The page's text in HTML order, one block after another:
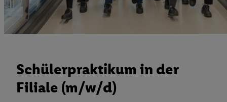
Schülerpraktikum in der
Filiale (m/w/d)